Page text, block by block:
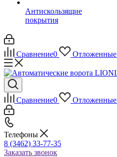
Антискользящие
покрытия
Сравнение0 Отложенные
Сравнение0 Отложенные
Телефоны
8 (3462) 33-77-35
Заказать звонок